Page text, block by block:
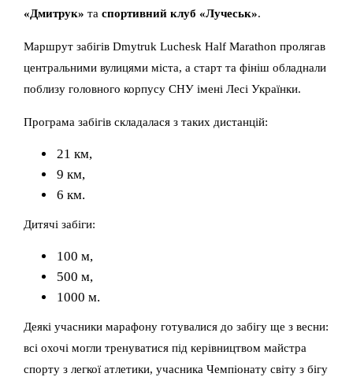
«Дмитрук» та спортивний клуб «Лучеськ».
Маршрут забігів Dmytruk Luchesk Half Marathon пролягав
центральними вулицями міста, а старт та фініш обладнали
поблизу головного корпусу СНУ імені Лесі Українки.
Програма забігів складалася з таких дистанцій:
21 км,
9 км,
6 км.
Дитячі забіги:
100 м,
500 м,
1000 м.
Деякі учасники марафону готувалися до забігу ще з весни:
всі охочі могли тренуватися під керівництвом майстра
спорту з легкої атлетики, учасника Чемпіонату світу з бігу